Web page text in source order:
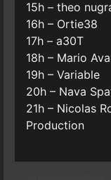
15h – theo
16h – Ortie38
17h – a30T
18h – Mario
19h – Variable
20h – Nava
21h – Nicolas
Production